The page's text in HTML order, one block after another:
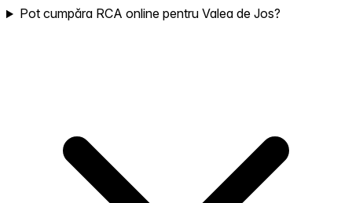
Pot cumpăra RCA online pentru Valea de Jos?